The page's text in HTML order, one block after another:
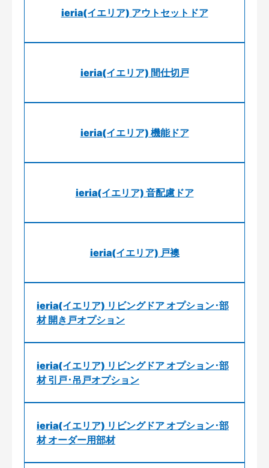
ieria(イエリア) アウトセットドア
ieria(イエリア) 間仕切戸
ieria(イエリア) 機能ドア
ieria(イエリア) 音配慮ドア
ieria(イエリア) 戸襖
ieria(イエリア) リビングドア オプション･部
材 開き戸オプション
ieria(イエリア) リビングドア オプション･部
材 引戸･吊戸オプション
ieria(イエリア) リビングドア オプション･部
材 オーダー用部材